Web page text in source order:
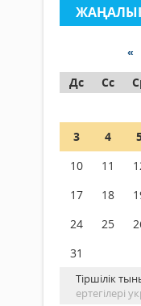
«
Дс
Сс
3
4
10
11
17
18
24
25
31
Тіршілік
ертегілері